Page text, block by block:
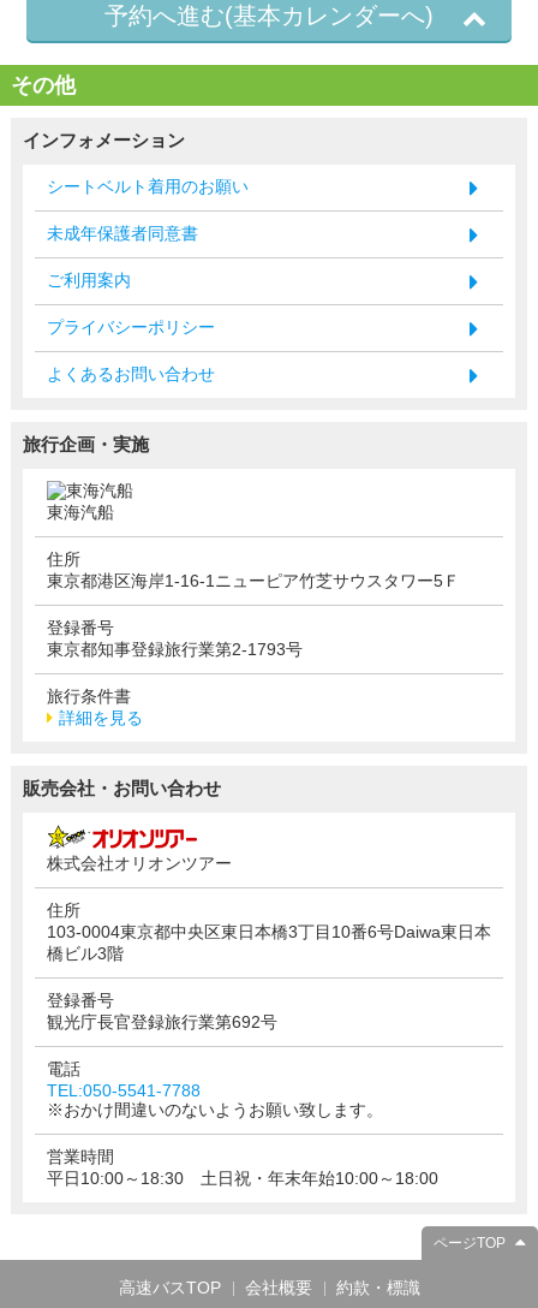
予約へ進む(基本カレンダーへ)
その他
インフォメーション
シートベルト着用のお願い
未成年保護者同意書
ご利用案内
プライバシーポリシー
よくあるお問い合わせ
旅行企画・実施
東海汽船
住所
東京都港区海岸1-16-1ニューピア竹芝サウスタワー5Ｆ
登録番号
東京都知事登録旅行業第2-1793号
旅行条件書
詳細を見る
販売会社・お問い合わせ
株式会社オリオンツアー
住所
103-0004東京都中央区東日本橋3丁目10番6号Daiwa東日本
橋ビル3階
登録番号
観光庁長官登録旅行業第692号
電話
TEL:050-5541-7788
※おかけ間違いのないようお願い致します。
営業時間
平日10:00～18:30 土日祝・年末年始10:00～18:00
ページTOP
高速バスTOP 会社概要 約款・標識